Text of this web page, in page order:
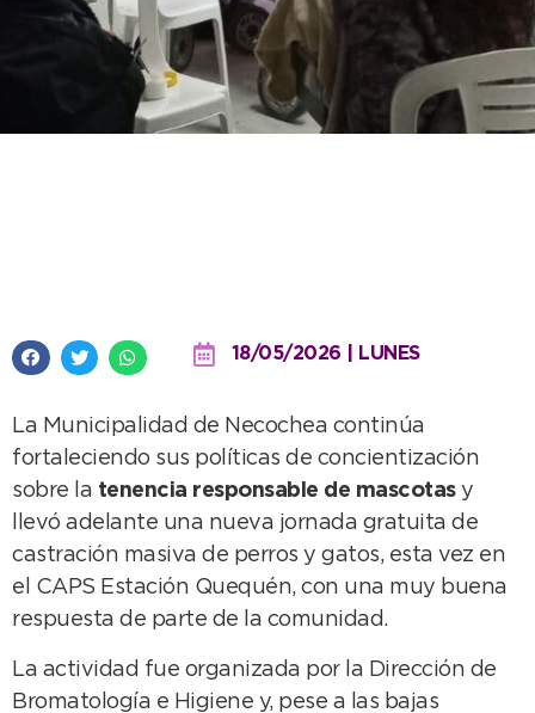
18/05/2026 | LUNES
La Municipalidad de Necochea continúa
fortaleciendo sus políticas de concientización
sobre la tenencia responsable de mascotasy
llevó adelante una nueva jornada gratuita de
castración masiva de perros y gatos, esta vez en
el CAPS Estación Quequén, con una muy buena
respuesta de parte de la comunidad.
La actividad fue organizada por la Dirección de
Bromatología e Higiene y, pese a las bajas